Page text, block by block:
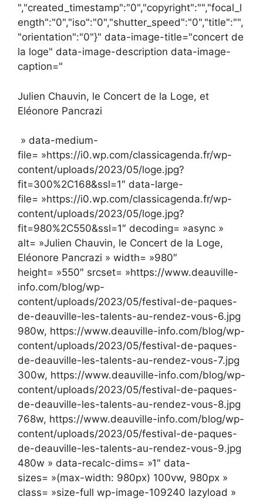
","created_timestamp":"0","copyright":"","focal_l
ength":"0","iso":"0","shutter_speed":"0","title":"",
"orientation":"0"}" data-image-title="concert de
la loge" data-image-description data-image-
caption="
Julien Chauvin, le Concert de la Loge, et
Eléonore Pancrazi
» data-medium-
file= »https://i0.wp.com/classicagenda.fr/wp-
content/uploads/2023/05/loge.jpg?
fit=300%2C168&ssl=1″ data-large-
file= »https://i0.wp.com/classicagenda.fr/wp-
content/uploads/2023/05/loge.jpg?
fit=980%2C550&ssl=1″ decoding= »async »
alt= »Julien Chauvin, le Concert de la Loge,
Eléonore Pancrazi » width= »980″
height= »550″ srcset= »https://www.deauville-
info.com/blog/wp-
content/uploads/2023/05/festival-de-paques-
de-deauville-les-talents-au-rendez-vous-6.jpg
980w, https://www.deauville-info.com/blog/wp-
content/uploads/2023/05/festival-de-paques-
de-deauville-les-talents-au-rendez-vous-7.jpg
300w, https://www.deauville-info.com/blog/wp-
content/uploads/2023/05/festival-de-paques-
de-deauville-les-talents-au-rendez-vous-8.jpg
768w, https://www.deauville-info.com/blog/wp-
content/uploads/2023/05/festival-de-paques-
de-deauville-les-talents-au-rendez-vous-9.jpg
480w » data-recalc-dims= »1″ data-
sizes= »(max-width: 980px) 100vw, 980px »
class= »size-full wp-image-109240 lazyload »